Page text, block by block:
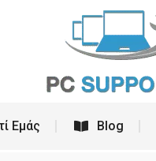
Εμάς Blog
PC Building Γιατί